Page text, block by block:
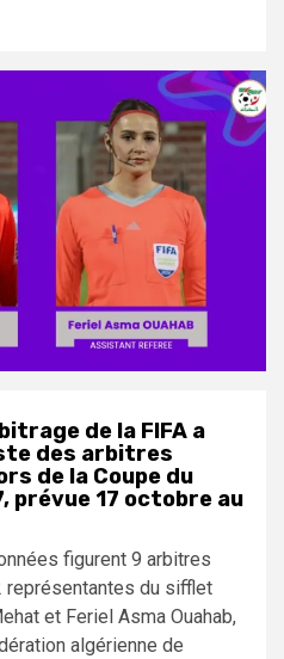
de la FIFA a
des arbitres
de la Coupe du
prévue 17 octobre au
figurent 9 arbitres
représentantes du sifflet
et Feriel Asma Ouahab,
algérienne de